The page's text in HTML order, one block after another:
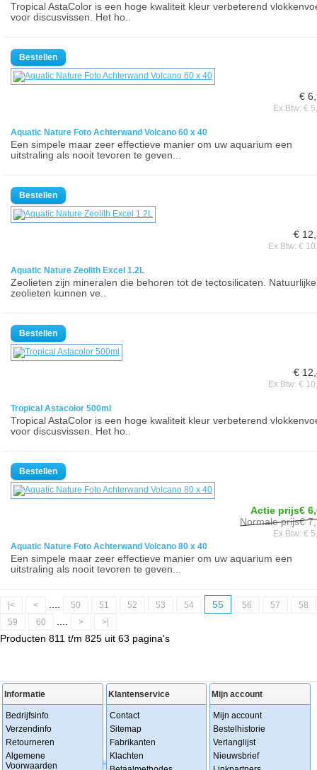
Tropical AstaColor is een hoge kwaliteit kleur verbeterend
voor discusvissen. Het ho..
€
Ex Btw: €
Aquatic Nature Foto Achterwand Volcano 60 x 40
Een simpele maar zeer effectieve manier om uw aquarium een
uitstraling als nooit tevoren te geven...
€
Ex Btw: €
Aquatic Nature Zeolith Excel 1.2L
Zeolieten zijn mineralen die behoren tot de tectosilicaten. Natuurlijke
zeolieten kunnen ve..
€
Ex Btw: €
Tropical Astacolor 500ml
Tropical AstaColor is een hoge kwaliteit kleur verbeterend
voor discusvissen. Het ho..
Actie prijs€
Normale prijs€
Ex Btw: €
Aquatic Nature Foto Achterwand Volcano 80 x 40
Een simpele maar zeer effectieve manier om uw aquarium een
uitstraling als nooit tevoren te geven...
|< < 50 51 52 53 54 55 56 57
58
59
60 > >|
Producten 811 t/m 825 uit 63 pagina's
Informatie
Bedrijfsinfo
Verzendinfo
Retourneren
Algemene
Voorwaarden
Klantenservice
Contact
Sitemap
Fabrikanten
Klachten
Mijn account
Mijn account
Bestelhistorie
Verlanglijst
Nieuwsbrief